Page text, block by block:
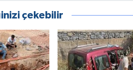
çekebilir